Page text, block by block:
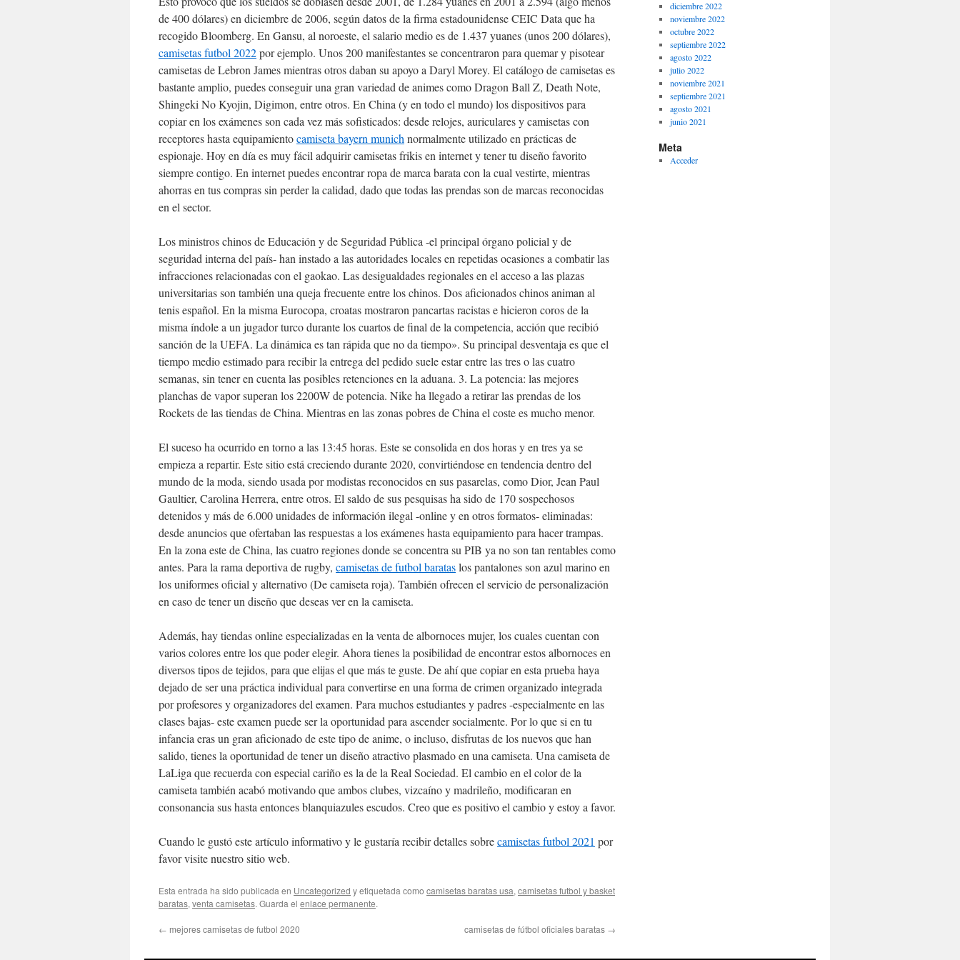
de 400 dólares) en diciembre de 2006, según datos de la firma estadounidense CEIC Data que ha
recogido Bloomberg. En Gansu, al noroeste, el salario medio es de 1.437 yuanes (unos 200 dólares),
camisetas futbol 2022por ejemplo. Unos 200 manifestantes se concentraron para quemar y pisotear
camisetas de Lebron James mientras otros daban su apoyo a Daryl Morey. El catálogo de camisetas es
bastante amplio, puedes conseguir una gran variedad de animes como Dragon Ball Z, Death Note,
Shingeki No Kyojin, Digimon, entre otros. En China (y en todo el mundo) los dispositivos para
copiar en los exámenes son cada vez más sofisticados: desde relojes, auriculares y camisetas con
receptores hasta equipamientocamiseta bayern munich normalmente utilizado en prácticas de
espionaje. Hoy en día es muy fácil adquirir camisetas frikis en internet y tener tu diseño favorito
siempre contigo. En internet puedes encontrar ropa de marca barata con la cual vestirte, mientras
ahorras en tus compras sin perder la calidad, dado que todas las prendas son de marcas reconocidas
en el sector.
Los ministros chinos de Educación y de Seguridad Pública -el principal órgano policial y de
seguridad interna del país- han instado a las autoridades locales en repetidas ocasiones a combatir las
infracciones relacionadas con el gaokao. Las desigualdades regionales en el acceso a las plazas
universitarias son también una queja frecuente entre los chinos. Dos aficionados chinos animan al
tenis español. En la misma Eurocopa, croatas mostraron pancartas racistas e hicieron coros de la
misma índole a un jugador turco durante los cuartos de final de la competencia, acción que recibió
sanción de la UEFA. La dinámica es tan rápida que no da tiempo». Su principal desventaja es que el
tiempo medio estimado para recibir la entrega del pedido suele estar entre las tres o las cuatro
semanas, sin tener en cuenta las posibles retenciones en la aduana. 3. La potencia: las mejores
planchas de vapor superan los 2200W de potencia. Nike ha llegado a retirar las prendas de los
Rockets de las tiendas de China. Mientras en las zonas pobres de China el coste es mucho menor.
El suceso ha ocurrido en torno a las 13:45 horas. Este se consolida en dos horas y en tres ya se
empieza a repartir. Este sitio está creciendo durante 2020, convirtiéndose en tendencia dentro del
mundo de la moda, siendo usada por modistas reconocidos en sus pasarelas, como Dior, Jean Paul
Gaultier, Carolina Herrera, entre otros. El saldo de sus pesquisas ha sido de 170 sospechosos
detenidos y más de 6.000 unidades de información ilegal -online y en otros formatos- eliminadas:
desde anuncios que ofertaban las respuestas a los exámenes hasta equipamiento para hacer trampas.
En la zona este de China, las cuatro regiones donde se concentra su PIB ya no son tan rentables como
antes. Para la rama deportiva de rugby, camisetas de futbol barataslos pantalones son azul marino en
los uniformes oficial y alternativo (De camiseta roja). También ofrecen el servicio de personalización
en caso de tener un diseño que deseas ver en la camiseta.
Además, hay tiendas online especializadas en la venta de albornoces mujer, los cuales cuentan con
varios colores entre los que poder elegir. Ahora tienes la posibilidad de encontrar estos albornoces en
diversos tipos de tejidos, para que elijas el que más te guste. De ahí que copiar en esta prueba haya
dejado de ser una práctica individual para convertirse en una forma de crimen organizado integrada
por profesores y organizadores del examen. Para muchos estudiantes y padres -especialmente en las
clases bajas- este examen puede ser la oportunidad para ascender socialmente. Por lo que si en tu
infancia eras un gran aficionado de este tipo de anime, o incluso, disfrutas de los nuevos que han
salido, tienes la oportunidad de tener un diseño atractivo plasmado en una camiseta. Una camiseta de
LaLiga que recuerda con especial cariño es la de la Real Sociedad. El cambio en el color de la
camiseta también acabó motivando que ambos clubes, vizcaíno y madrileño, modificaran en
consonancia sus hasta entonces blanquiazules escudos. Creo que es positivo el cambio y estoy a favor.
Cuando le gustó este artículo informativo y le gustaría recibir detalles sobrecamisetas futbol 2021 por
favor visite nuestro sitio web.
Esta entrada ha sido publicada en Uncategorized y etiquetada como camisetas baratas usa, camisetas futbol y basket
baratas, venta camisetas. Guarda el enlace permanente.
← mejores camisetas de futbol 2020 camisetas de fútbol oficiales baratas →
diciembre 2022
noviembre 2022
octubre 2022
septiembre 2022
agosto 2022
julio 2022
noviembre 2021
septiembre 2021
agosto 2021
junio 2021
Meta
Acceder